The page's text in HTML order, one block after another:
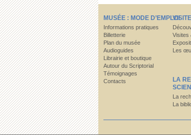
MUSÉE : MODE D’EMPLOI
Informations pratiques
Billetterie
Plan du musée
Audioguides
Librairie et boutique
Autour du Scriptorial
Témoignages
Contacts
Visites
Les
LA
La
La